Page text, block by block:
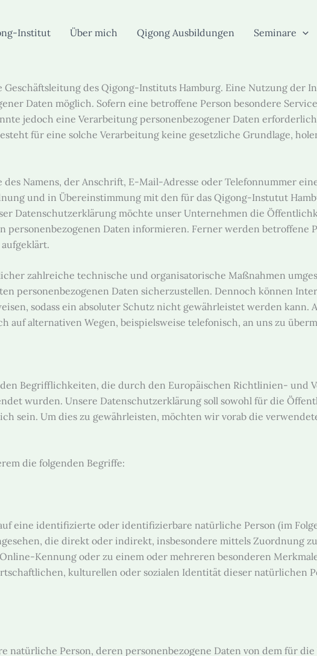
Institut Über mich Qigong Ausbildungen Seminare
des Qigong-Instituts Hamburg. Eine Nutzung der
Daten möglich. Sofern eine betroffene Person besondere
jedoch eine Verarbeitung personenbezogener Daten
für eine solche Verarbeitung keine gesetzliche Grundlage,
Namens, der Anschrift, E-Mail-Adresse oder Telefonnummer
und in Übereinstimmung mit den für das Qigong-Instutut
Datenschutzerklärung möchte unser Unternehmen die
Daten informieren. Ferner werden betroffene
zahlreiche technische und organisatorische Maßnahmen
personenbezogenen Daten sicherzustellen. Dennoch können
sodass ein absoluter Schutz nicht gewährleistet werden kann.
auf alternativen Wegen, beispielsweise telefonisch, an uns zu
Begrifflichkeiten, die durch den Europäischen Richtlinien- und
wurden. Unsere Datenschutzerklärung soll sowohl für die
sein. Um dies zu gewährleisten, möchten wir vorab die
die folgenden Begriffe:
eine identifizierte oder identifizierbare natürliche Person (im
die direkt oder indirekt, insbesondere mittels Zuordnung
Kennung oder zu einem oder mehreren besonderen
kulturellen oder sozialen Identität dieser natürlichen
Person, deren personenbezogene Daten von dem für